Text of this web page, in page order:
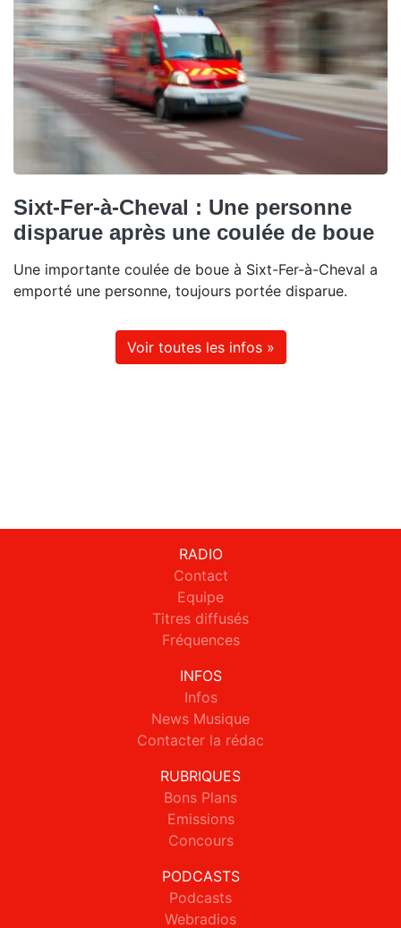
Sixt-Fer-à-Cheval : Une personne
disparue après une coulée de boue
Une importante coulée de boue à Sixt-Fer-à-Cheval a
emporté une personne, toujours portée disparue.
Voir toutes les infos »
RADIO
Contact
Equipe
Titres diffusés
Fréquences
INFOS
Infos
News Musique
Contacter la rédac
RUBRIQUES
Bons Plans
Emissions
Concours
PODCASTS
Podcasts
Webradios